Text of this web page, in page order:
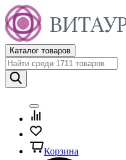
Каталог товаров
Корзина